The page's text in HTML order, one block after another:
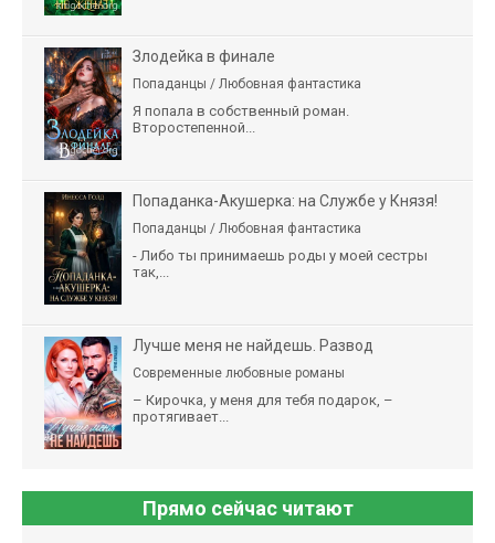
Злодейка в финале
Попаданцы / Любовная фантастика
Я попала в собственный роман.
Второстепенной...
Попаданка-Акушерка: на Службе у Князя!
Попаданцы / Любовная фантастика
- Либо ты принимаешь роды у моей сестры
так,...
Лучше меня не найдешь. Развод
Современные любовные романы
– Кирочка, у меня для тебя подарок, –
протягивает...
Прямо сейчас читают